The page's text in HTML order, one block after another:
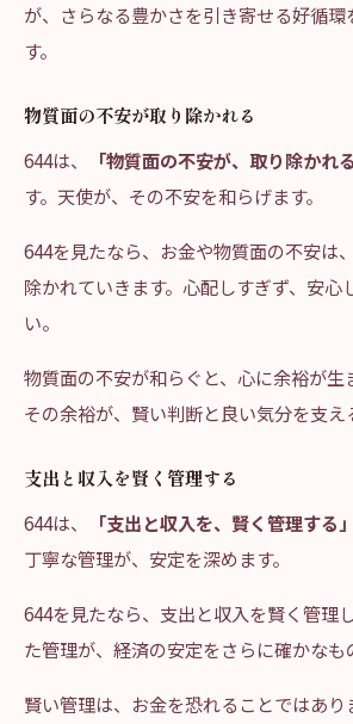
が、さらなる豊かさを引き寄せる好循環
す。
物質面の不安が取り除かれる
644は、
「物質面の不安が、取り除かれる
す。天使が、その不安を和らげます。
644を見たなら、お金や物質面の不安は
除かれていきます。心配しすぎず、安心
い。
物質面の不安が和らぐと、心に余裕が生
その余裕が、賢い判断と良い気分を支え
支出と収入を賢く管理する
644は、
「支出と収入を、賢く管理する」
丁寧な管理が、安定を深めます。
644を見たなら、支出と収入を賢く管理
た管理が、経済の安定をさらに確かなも
賢い管理は、お金を恐れることではあり